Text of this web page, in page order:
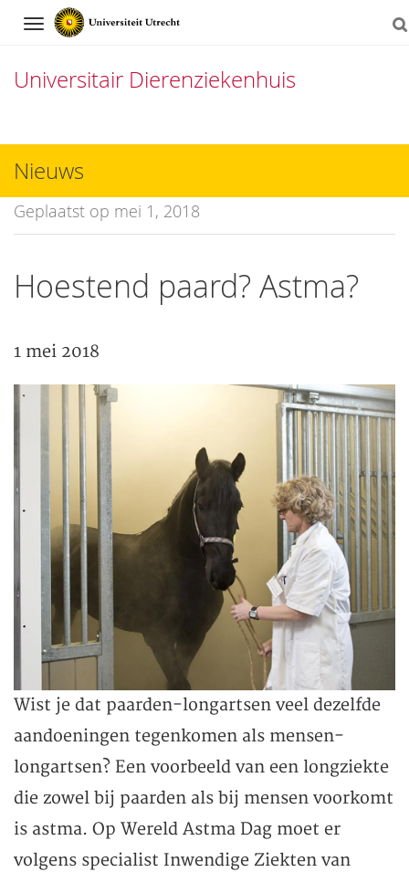
Navigation
Universitair Dierenziekenhuis
naar
inhoud
Nieuws
Geplaatst op mei 1, 2018
Hoestend paard? Astma?
1 mei 2018
Wist je dat paarden-longartsen veel dezelfde
aandoeningen tegenkomen als mensen-
longartsen? Een voorbeeld van een longziekte
die zowel bij paarden als bij mensen voorkomt
is astma. Op Wereld Astma Dag moet er
volgens specialist Inwendige Ziekten van